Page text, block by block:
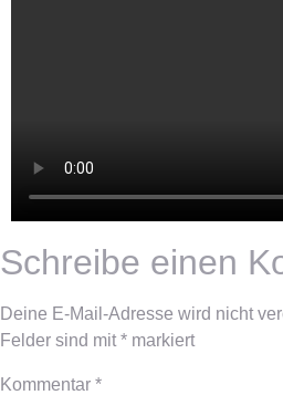
Schreibe einen
Deine E-Mail-Adresse wird nicht
Felder sind mit * markiert
Kommentar *